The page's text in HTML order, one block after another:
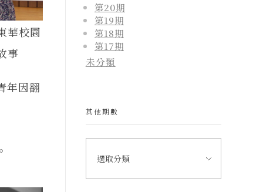
華校園
事
年因翻
第20期
第19期
第18期
第17期
未分類
其他期數